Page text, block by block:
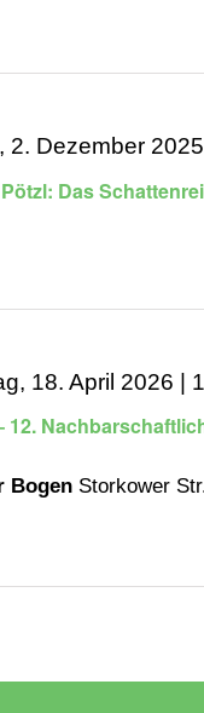
Das
2. Dezember
12.
18. April 2026 |
Bogen Storkower